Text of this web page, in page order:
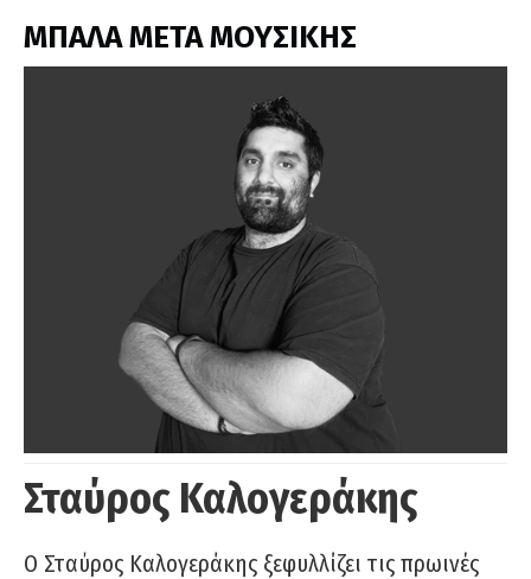
ΜΠΑΛΑ ΜΕΤΑ ΜΟΥΣΙΚΗΣ
Σταύρος Καλογεράκης
Ο Σταύρος Καλογεράκης ξεφυλλίζει τις πρωινές